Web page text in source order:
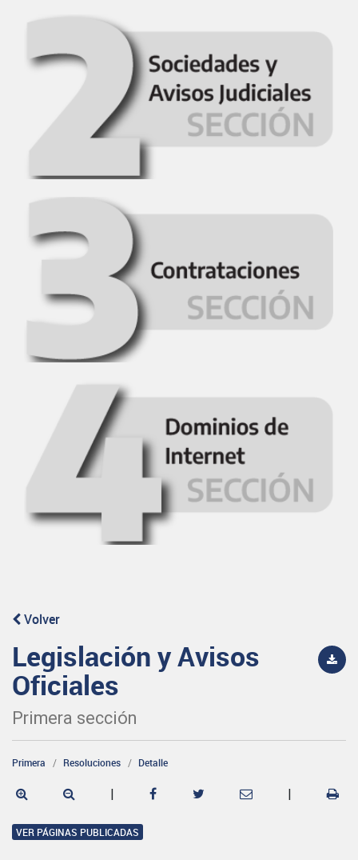
Volver
Legislación y Avisos
Oficiales
Primera sección
Primera Resoluciones Detalle
| |
VER PÁGINAS PUBLICADAS